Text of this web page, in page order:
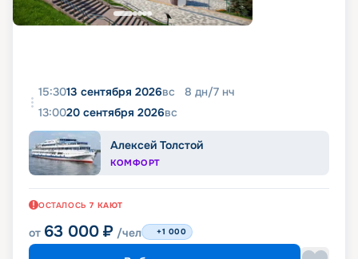
15:3013 сентября 2026вс 8 дн/7 нч
13:0020 сентября 2026вс
Алексей Толстой
КОМФОРТ
ОСТАЛОСЬ 7 КАЮТ
от 63 000 ₽ /чел +1 000